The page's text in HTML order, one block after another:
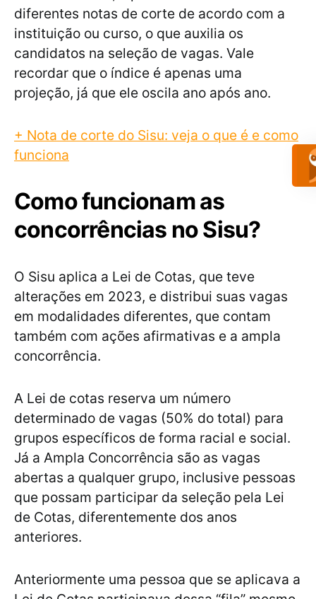
diferentes notas de corte de acordo com a
instituição ou curso, o que auxilia os
candidatos na seleção de vagas. Vale
recordar que o índice é apenas uma
projeção, já que ele oscila ano após ano.
+ Nota de corte do Sisu: veja o que é e como
funciona
Como funcionam as
concorrências no Sisu?
O Sisu aplica a Lei de Cotas, que teve
alterações em 2023, e distribui suas vagas
em modalidades diferentes, que contam
também com ações afirmativas e a ampla
concorrência.
A Lei de cotas reserva um número
determinado de vagas (50% do total) para
grupos específicos de forma racial e social.
Já a Ampla Concorrência são as vagas
abertas a qualquer grupo, inclusive pessoas
que possam participar da seleção pela Lei
de Cotas, diferentemente dos anos
anteriores.
Anteriormente uma pessoa que se aplicava a